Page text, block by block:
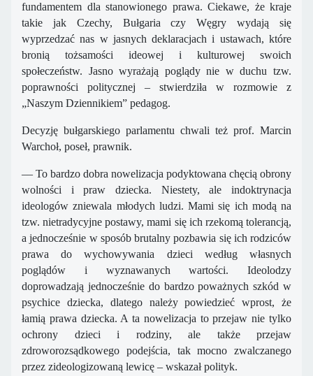
fundamentem dla stanowionego prawa. Ciekawe, że kraje
takie jak Czechy, Bułgaria czy Węgry wydają się
wyprzedzać nas w jasnych deklaracjach i ustawach, które
bronią tożsamości ideowej i kulturowej swoich
społeczeństw. Jasno wyrażają poglądy nie w duchu tzw.
poprawności politycznej – stwierdziła w rozmowie z
„Naszym Dziennikiem” pedagog.
Decyzję bułgarskiego parlamentu chwali też prof. Marcin
Warchoł, poseł, prawnik.
–– To bardzo dobra nowelizacja podyktowana chęcią obrony
wolności i praw dziecka. Niestety, ale indoktrynacja
ideologów zniewala młodych ludzi. Mami się ich modą na
tzw. nietradycyjne postawy, mami się ich rzekomą tolerancją,
a jednocześnie w sposób brutalny pozbawia się ich rodziców
prawa do wychowywania dzieci według własnych
poglądów i wyznawanych wartości. Ideolodzy
doprowadzają jednocześnie do bardzo poważnych szkód w
psychice dziecka, dlatego należy powiedzieć wprost, że
łamią prawa dziecka. A ta nowelizacja to przejaw nie tylko
ochrony dzieci i rodziny, ale także przejaw
zdroworozsądkowego podejścia, tak mocno zwalczanego
przez zideologizowaną lewicę – wskazał polityk.